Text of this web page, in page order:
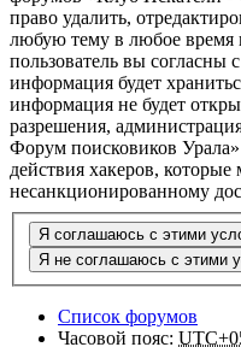
право удалить,
любую тему в любое время
пользователь вы согласны
информация будет
информация не будет
разрешения,
Форум поисковиков Урала»
действия хакеров, которые
несанкционированному
Список форумов
Часовой пояс: